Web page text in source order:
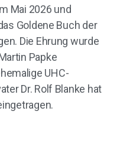
Mai 2026 und
Goldene Buch der
Die Ehrung wurde
Papke
UHC-
Dr. Rolf Blanke hat